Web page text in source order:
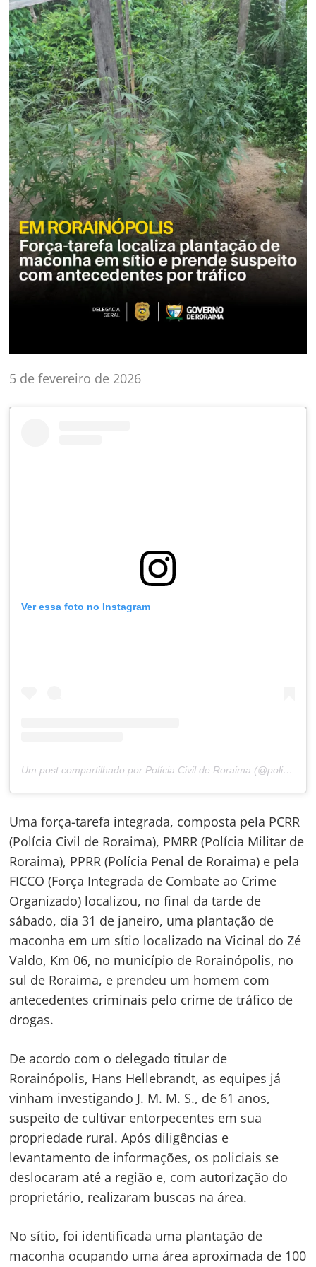
5 de fevereiro de 2026
Ver essa foto no Instagram
Um post compartilhado por Polícia Civil de Roraima (@policiacivilderoraima)
Uma força-tarefa integrada, composta pela PCRR
(Polícia Civil de Roraima), PMRR (Polícia Militar de
Roraima), PPRR (Polícia Penal de Roraima) e pela
FICCO (Força Integrada de Combate ao Crime
Organizado) localizou, no final da tarde de
sábado, dia 31 de janeiro, uma plantação de
maconha em um sítio localizado na Vicinal do Zé
Valdo, Km 06, no município de Rorainópolis, no
sul de Roraima, e prendeu um homem com
antecedentes criminais pelo crime de tráfico de
drogas.
De acordo com o delegado titular de
Rorainópolis, Hans Hellebrandt, as equipes já
vinham investigando J. M. M. S., de 61 anos,
suspeito de cultivar entorpecentes em sua
propriedade rural. Após diligências e
levantamento de informações, os policiais se
deslocaram até a região e, com autorização do
proprietário, realizaram buscas na área.
No sítio, foi identificada uma plantação de
maconha ocupando uma área aproximada de 100